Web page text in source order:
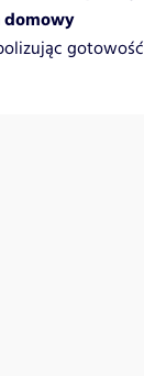
domowy
gotowość